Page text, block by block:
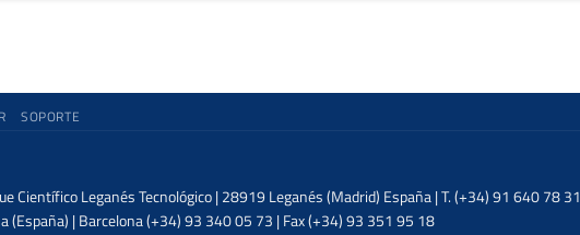
SOPORTE
Científico Leganés Tecnológico | 28919 Leganés (Madrid) España | T. (+34) 91 640 78 31
(España) | Barcelona (+34) 93 340 05 73 | Fax (+34) 93 351 95 18